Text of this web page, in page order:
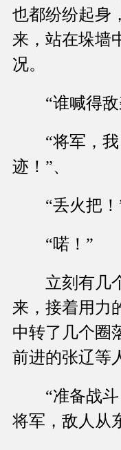
也都纷纷起身
来，站在垛墙
况。
“谁喊得敌
“将军，我
迹！”、
“丢火把！
“喏！”
立刻有几个
来，接着用力
中转了几个圈
前进的张辽等
“准备战斗
将军，敌人从